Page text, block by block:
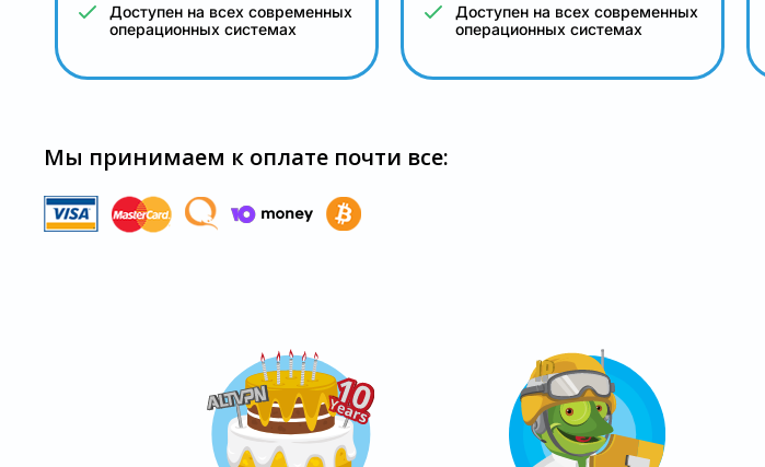
Доступен на всех современных
операционных системах
Доступен на всех современных
операционных системах
Мы принимаем к оплате почти все: